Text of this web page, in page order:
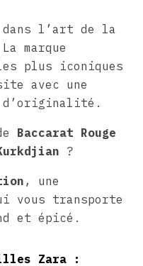
dans l’art de la
marque
plus iconiques
avec une
d’originalité.
Baccarat Rouge
?
, une
vous transporte
et épicé.
Zara :